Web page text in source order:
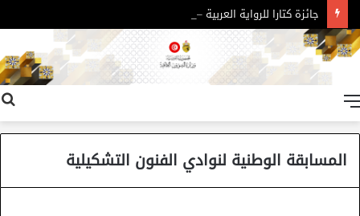
جائزة كتارا للرواية العربية – الدورة 11
المسابقة الوطنية لنوادي الفنون التشكيلية